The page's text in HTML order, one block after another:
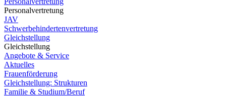
Personalvertretung
JAV
Schwerbehindertenvertretung
Gleichstellung
Gleichstellung
Angebote & Service
Aktuelles
Frauenförderung
Gleichstellung: Strukturen
Familie & Studium/Beruf